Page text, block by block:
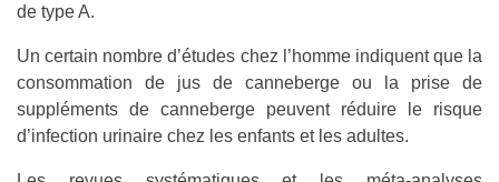
de type A.
Un certain nombre d’études chez l’homme indiquent que la
consommation de jus de canneberge ou la prise de
suppléments de canneberge peuvent réduire le risque
d’infection urinaire chez les enfants et les adultes.